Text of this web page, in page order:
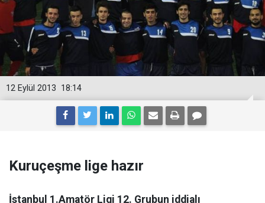
18:14
12 Eylül 2013
Kuruçeşme lige hazır
İstanbul 1.Amatör Ligi 12. Grubun iddialı